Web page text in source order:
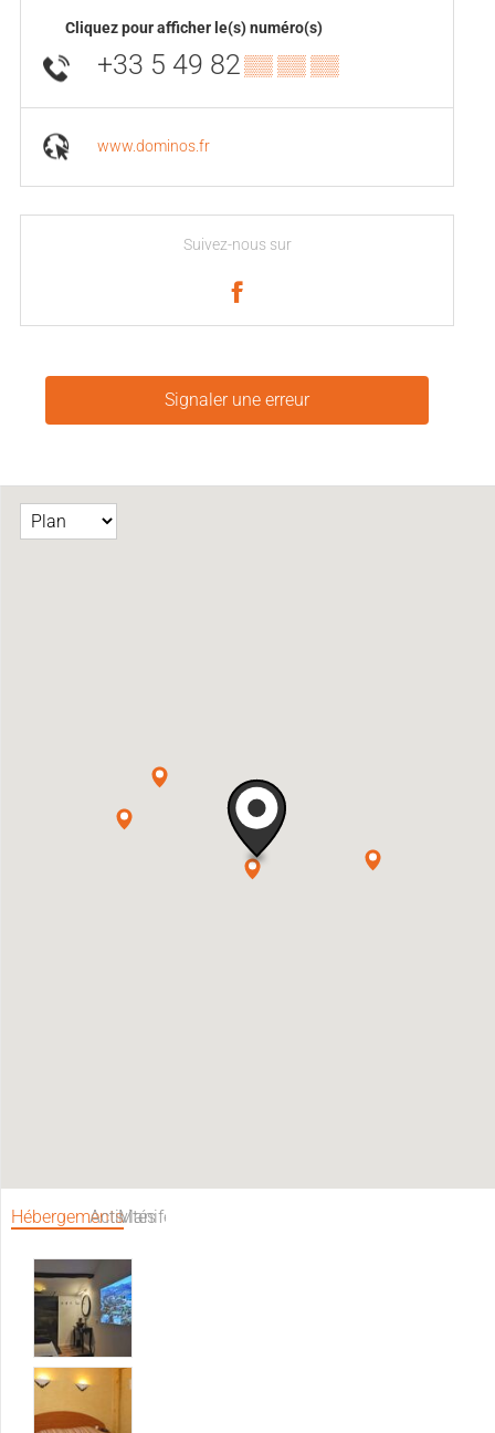
Cliquez pour afficher le(s) numéro(s)
+33 5 49 82▒▒ ▒▒ ▒▒
www.dominos.fr
Suivez-nous sur
Signaler une erreur
HébergementsActivités
Manifestations